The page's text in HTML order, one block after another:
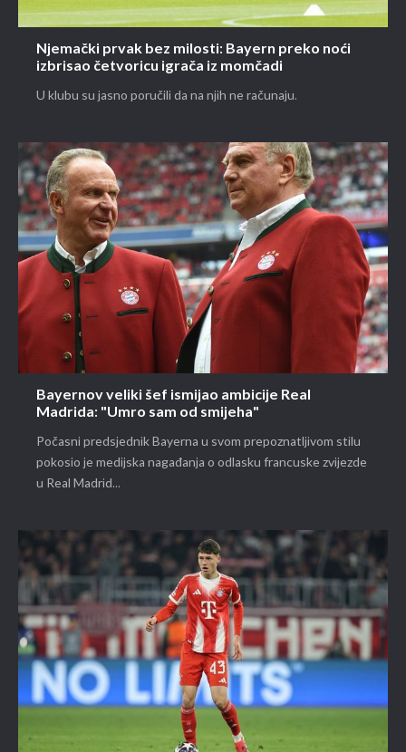
Njemački prvak bez milosti: Bayern preko noći
izbrisao četvoricu igrača iz momčadi
U klubu su jasno poručili da na njih ne računaju.
Bayernov veliki šef ismijao ambicije Real
Madrida: "Umro sam od smijeha"
Počasni predsjednik Bayerna u svom prepoznatljivom stilu
pokosio je medijska nagađanja o odlasku francuske zvijezde
u Real Madrid...